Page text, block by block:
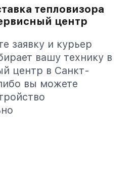
тепловизора
центр
заявку и курьер
вашу технику в
центр в Санкт-
вы можете